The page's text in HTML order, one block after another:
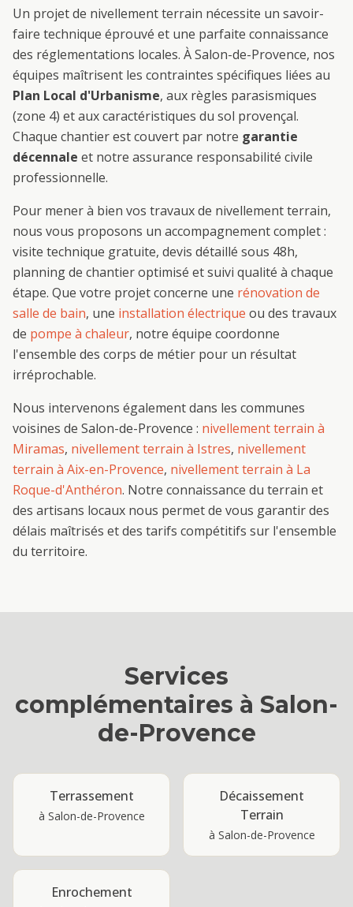
Un projet de nivellement terrain nécessite un savoir-
faire technique éprouvé et une parfaite connaissance
des réglementations locales. ÀSalon-de-Provence, nos
équipes maîtrisent les contraintes spécifiques liées au
Plan Local d'Urbanisme, aux règles parasismiques
(zone 4) et aux caractéristiques du sol provençal.
Chaque chantier est couvert par notre garantie
décennale et notre assurance responsabilité civile
professionnelle.
Pour mener à bien vos travaux de nivellement terrain,
nous vous proposons un accompagnement complet :
visite technique gratuite, devis détaillé sous 48h,
planning de chantier optimisé et suivi qualité à chaque
étape. Que votre projet concerne une rénovation de
salle de bain, une installation électrique ou des travaux
de pompe à chaleur, notre équipe coordonne
l'ensemble des corps de métier pour un résultat
irréprochable.
Nous intervenons également dans les communes
voisines de Salon-de-Provence : nivellement terrain à
Miramas, nivellement terrain à Istres, nivellement
terrain à Aix-en-Provence, nivellement terrain à La
Roque-d'Anthéron. Notre connaissance du terrain et
des artisans locaux nous permet de vous garantir des
délais maîtrisés et des tarifs compétitifs sur l'ensemble
du territoire.
Services
complémentaires à Salon-
de-Provence
Terrassement
à Salon-de-Provence
Décaissement
Terrain
à Salon-de-Provence
Enrochement